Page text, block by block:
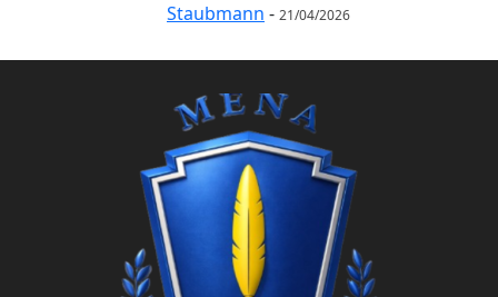
Staubmann - 21/04/2026